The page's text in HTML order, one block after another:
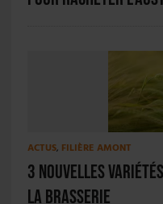
ACTUS, FILIÈRE AMONT
3 nouvelles
la brasserie